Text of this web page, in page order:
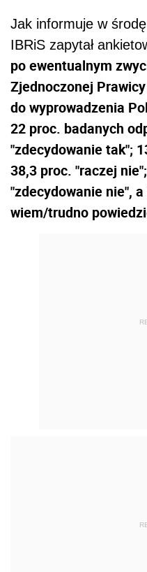
Jak informuje w
IBRiS zapytał
po ewentualnym
Zjednoczonej
do wyprowadzenia
22 proc. badanych
"zdecydowanie tak";
38,3 proc. "raczej
"zdecydowanie nie",
wiem/trudno
PiS są zwolennicy